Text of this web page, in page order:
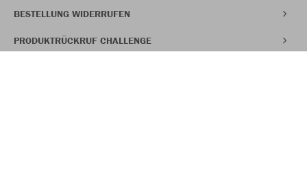
BESTELLUNG WIDERRUFEN
PRODUKTRÜCKRUF CHALLENGE